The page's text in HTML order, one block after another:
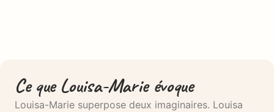
Ce que Louisa-Marie évoque
Louisa-Marie superpose deux imaginaires. Louisa